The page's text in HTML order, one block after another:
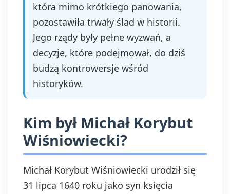
która mimo krótkiego panowania,
pozostawiła trwały ślad w historii.
Jego rządy były pełne wyzwań, a
decyzje, które podejmował, do dziś
budzą kontrowersje wśród
historyków.
Kim był Michał Korybut
Wiśniowiecki?
Michał Korybut Wiśniowiecki urodził się
31 lipca 1640 roku jako syn księcia